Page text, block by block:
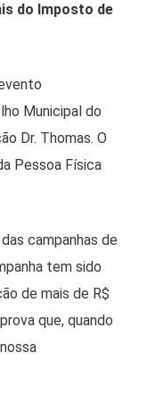
do Imposto de
Municipal do
Dr. Thomas. O
Pessoa Física
campanhas de
tem sido
de mais de R$
que, quando